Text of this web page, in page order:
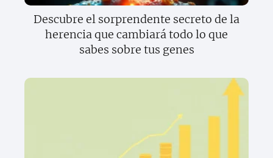
Descubre el sorprendente secreto de la
herencia que cambiará todo lo que
sabes sobre tus genes